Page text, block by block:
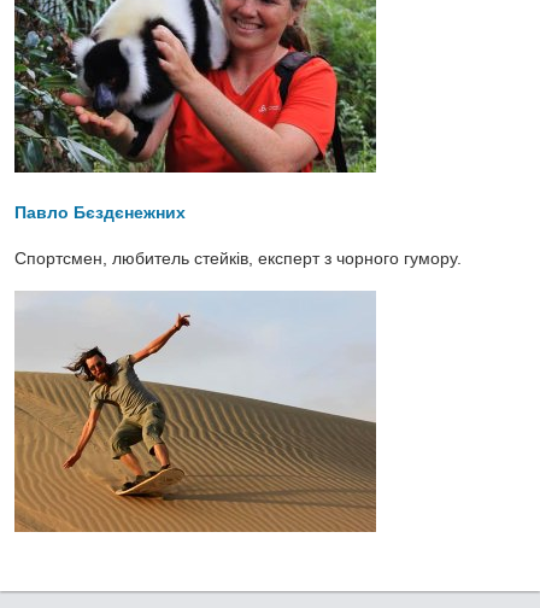
Павло Бєздєнежних
Спортсмен, любитель стейків, експерт з чорного гумору.